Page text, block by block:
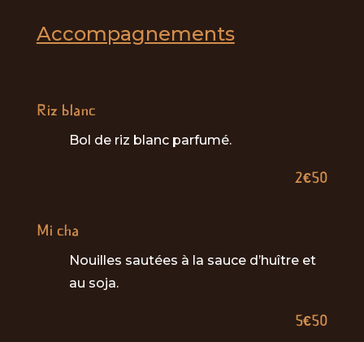
Accompagnements
Riz blanc
Bol de riz blanc parfumé.
2€50
Mi cha
Nouilles sautées à la sauce d’huître et
au soja.
5€50